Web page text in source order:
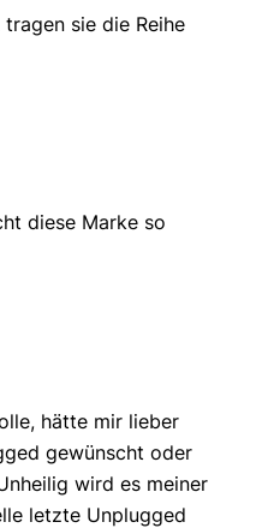
sie die Reihe
diese Marke so
hätte mir lieber
gewünscht oder
wird es meiner
letzte Unplugged